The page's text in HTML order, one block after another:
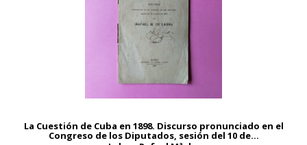
La Cuestión de Cuba en 1898. Discurso pronunciado en el
Congreso de los Diputados, sesión del 10 de...